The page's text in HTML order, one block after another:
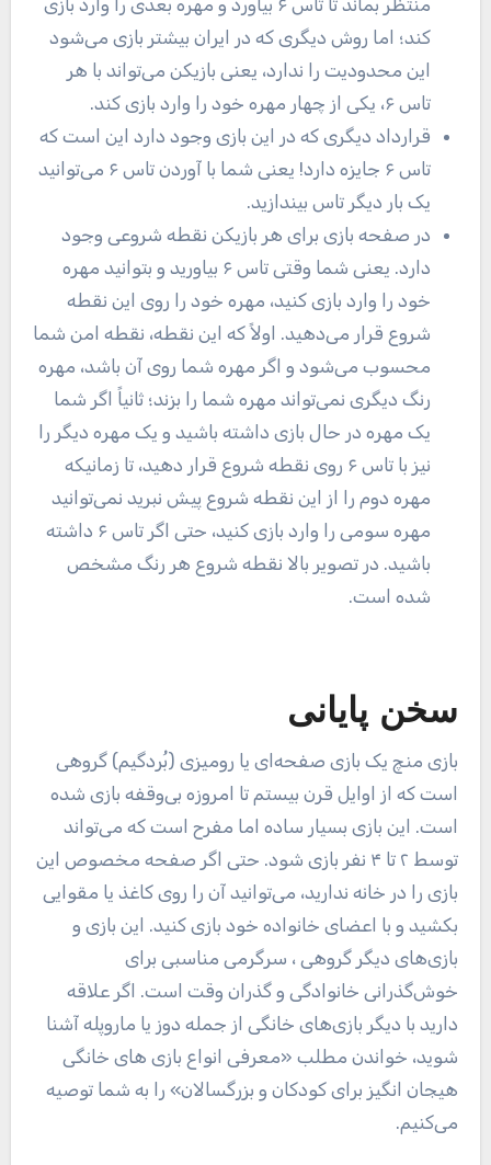
کند؛ اما روش دیگری که در ایران بیشتر بازی می‌شود
این محدودیت را ندارد، یعنی بازیکن می‌تواند با هر
تاس ۶، یکی از چهار مهره خود را وارد بازی کند.
قرارداد دیگری که در این بازی وجود دارد این است که
تاس ۶ جایزه دارد! یعنی شما با آوردن تاس ۶ می‌توانید
یک بار دیگر تاس بیندازید.
در صفحه بازی برای هر بازیکن نقطه شروعی وجود
دارد. یعنی شما وقتی تاس ۶ بیاورید و بتوانید مهره
خود را وارد بازی کنید، مهره خود را روی این نقطه
شروع قرار می‌دهید. اولاً که این نقطه، نقطه امن شما
محسوب می‌شود و اگر مهره شما روی آن باشد، مهره
رنگ دیگری نمی‌تواند مهره شما را بزند؛ ثانیاً اگر شما
یک مهره در حال بازی داشته باشید و یک مهره دیگر را
نیز با تاس ۶ روی نقطه شروع قرار دهید، تا زمانیکه
مهره دوم را از این نقطه شروع پیش نبرید نمی‌توانید
مهره سومی را وارد بازی کنید، حتی اگر تاس ۶ داشته
باشید. در تصویر بالا نقطه شروع هر رنگ مشخص
شده است.
سخن پایانی
بازی منچ یک بازی صفحه‌ای یا رومیزی (بُردگیم) گروهی
است که از اوایل قرن بیستم تا امروزه بی‌وقفه بازی شده
است. این بازی بسیار ساده اما مفرح است که می‌تواند
توسط ۲ تا ۴ نفر بازی شود. حتی اگر صفحه مخصوص این
بازی را در خانه ندارید، می‌توانید آن را روی کاغذ یا مقوایی
بکشید و با اعضای خانواده خود بازی کنید. این بازی و
بازی‌های دیگر گروهی ، سرگرمی مناسبی برای
خوش‌گذرانی خانوادگی و گذران وقت است. اگر علاقه
دارید با دیگر بازی‌های خانگی از جمله دوز یا ماروپله آشنا
شوید، خواندن مطلب «معرفی انواع بازی های خانگی
هیجان انگیز برای کودکان و بزرگسالان» را به شما توصیه
می‌کنیم.